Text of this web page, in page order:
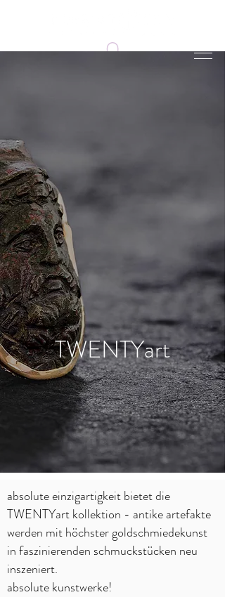
TWENTYart
absolute einzigartigkeit bietet die
TWENTYart kollektion - antike artefakte
werden mit höchster goldschmiedekunst
in faszinierenden schmuckstücken neu
inszeniert.
absolute kunstwerke!